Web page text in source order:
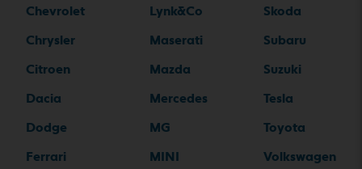
Chevrolet
Chrysler
Citroen
Dacia
Dodge
Ferrari
Lynk&Co
Maserati
Mazda
Mercedes
MG
MINI
Skoda
Subaru
Suzuki
Tesla
Toyota
Volkswagen